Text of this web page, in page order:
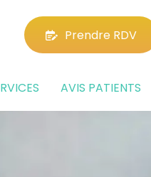
Prendre RDV
AVIS PATIENTS